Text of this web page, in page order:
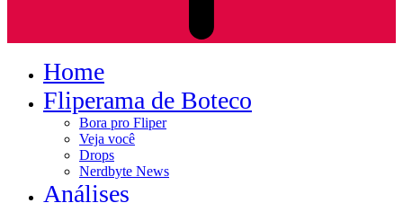
Home
Fliperama de Boteco
Bora pro Fliper
Veja você
Drops
Nerdbyte News
Análises